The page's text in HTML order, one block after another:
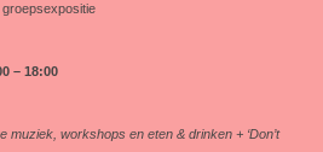
groepsexpositie
– 18:00
muziek, workshops en eten & drinken + ‘Don’t